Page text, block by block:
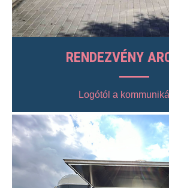
RENDEZVÉNY
Logótól a